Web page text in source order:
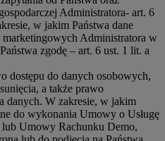
Administratora- art. 6
w jakim Państwa dane
marketingowych Administratora w
zgodę – art. 6 ust. 1 lit. a
dostępu do danych osobowych,
a także prawo
danych. W zakresie, w jakim
do wykonania Umowy o Usługę
Umowy Rachunku Demo,